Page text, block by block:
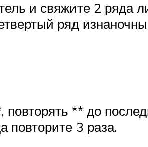
и свяжите 2 ряда
ряд
** до
повторите 3 раза.